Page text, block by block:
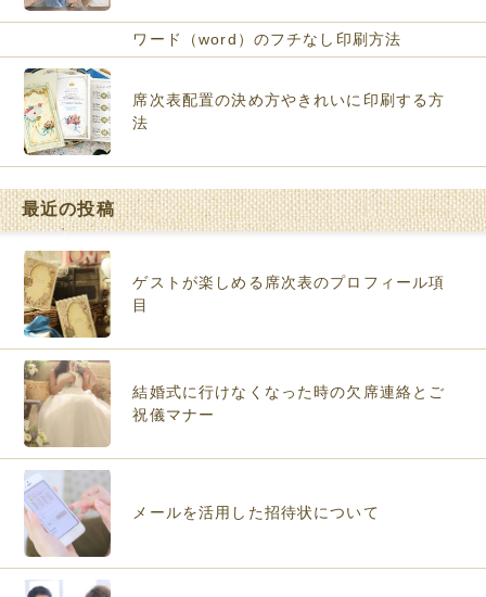
ワード（word）のフチなし印刷方法
席次表配置の決め方やきれいに印刷する方
法
最近の投稿
ゲストが楽しめる席次表のプロフィール項
目
結婚式に行けなくなった時の欠席連絡とご
祝儀マナー
メールを活用した招待状について